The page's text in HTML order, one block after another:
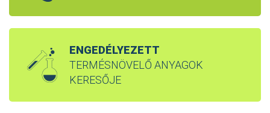
ENGEDÉLYEZETT
TERMÉSNÖVELŐ ANYAGOK
KERESŐJE